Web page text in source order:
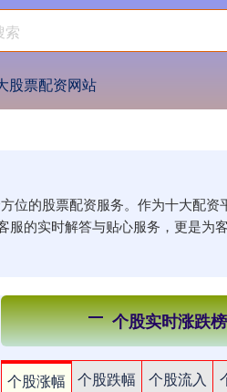
股票配资网站
位的股票配资服务。作为十大配资
的实时解答与贴心服务，更是为
个股实时涨跌榜
个股涨幅 个股跌幅 个股流入